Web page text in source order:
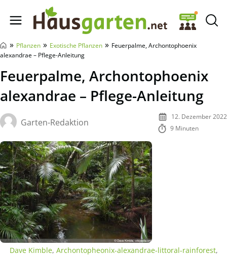
Hausgarten.net
» Pflanzen » Exotische Pflanzen » Feuerpalme, Archontophoenix
alexandrae – Pflege-Anleitung
Feuerpalme, Archontophoenix
alexandrae – Pflege-Anleitung
Garten-Redaktion
12. Dezember 2022
9 Minuten
Dave Kimble, Archontopheonix-alexandrae-littoral-rainforest,